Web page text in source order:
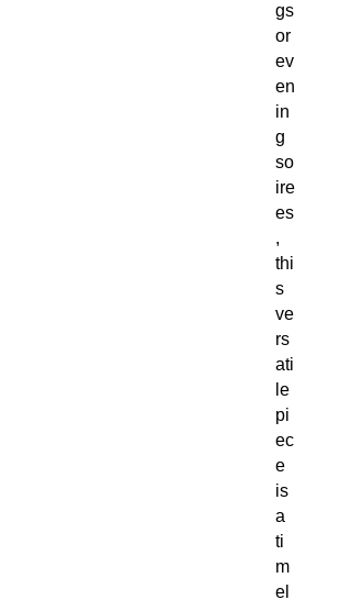
gs
or
ev
en
in
g
so
ire
es
,
thi
s
ve
rs
ati
le
pi
ec
e
is
a
ti
m
el